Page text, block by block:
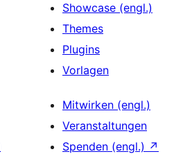
Showcase (engl.)
Themes
Plugins
Vorlagen
Mitwirken (engl.)
Veranstaltungen
Spenden (engl.) ↗